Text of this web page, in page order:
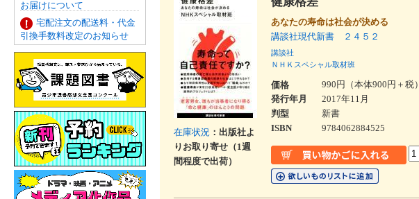
お届けについて
宅配注文の配送料・代金
引換手数料改定のお知らせ
在庫状況 ：出版社よ
りお取り寄せ（1週
間程度で出荷）
あなたの寿命は社会が決める
講談社現代新書 ２４５２
講談社
ＮＨＫスペシャル取材班
価格
990円（本体900円＋税）
発行年月
2017年11月
判型
新書
ISBN
9784062884525